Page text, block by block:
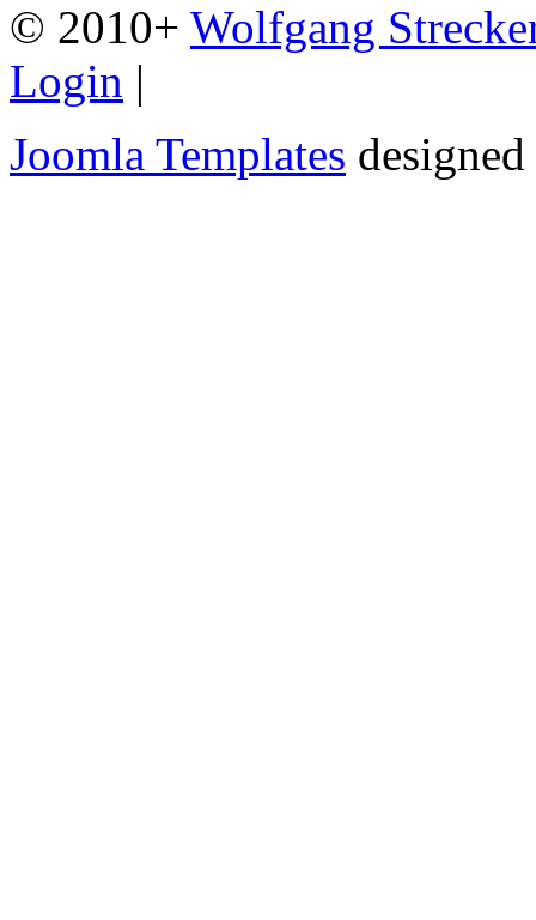
© 2010+ Wolfgang
Login |
Joomla Templates